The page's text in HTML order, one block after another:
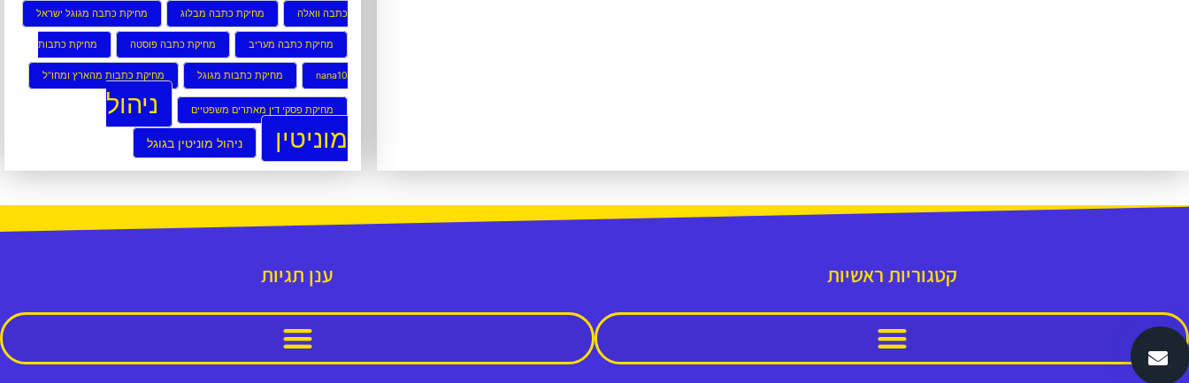
כתבה וואלה מחיקת כתבה מבלוג מחיקת כתבה מגוגל ישראל
מחיקת כתבה מעריב מחיקת כתבה פוסטה מחיקת כתבות
nana10 מחיקת כתבות מגוגל מחיקת כתבות מהארץ ומחו”ל
מחיקת פסקי דין מאתרים משפטיים
ניהול
מוניטין
ניהול מוניטין בגוגל
קטגוריות ראשיות ענן תגיות